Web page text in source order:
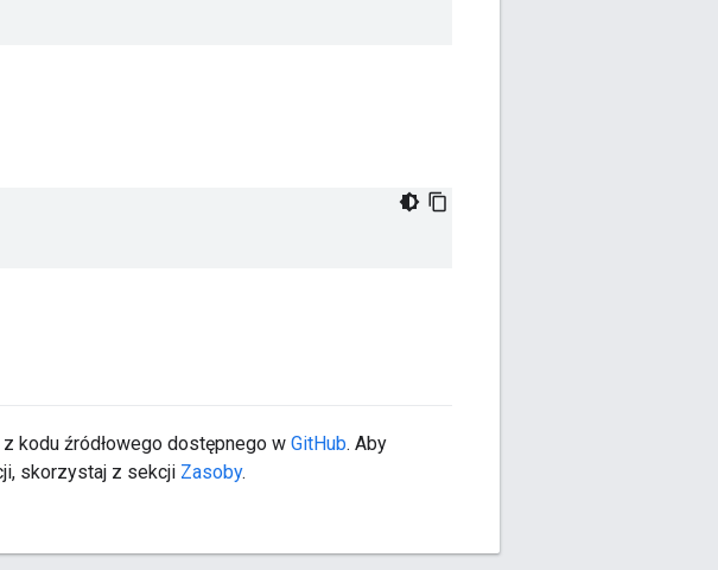
kodu źródłowego dostępnego w GitHub. Aby
skorzystaj z sekcji Zasoby.